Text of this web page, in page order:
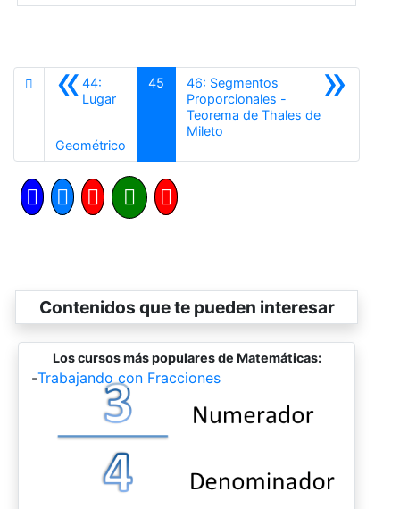
«44:
Lugar
Geométrico
45 »
46: Segmentos
Proporcionales -
Teorema de Thales de
Mileto
Contenidos que te pueden interesar
Los cursos más populares de Matemáticas:
-Trabajando con Fracciones